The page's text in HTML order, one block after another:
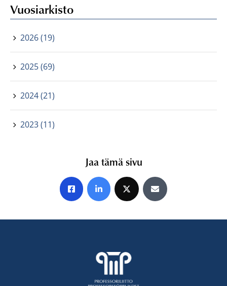
Vuosiarkisto
2026 (19)
2025 (69)
2024 (21)
2023 (11)
Jaa tämä sivu
Jaa Facebookissa
Jaa LinkedInissä
Jaa X:ssäJaa sähköpostitse